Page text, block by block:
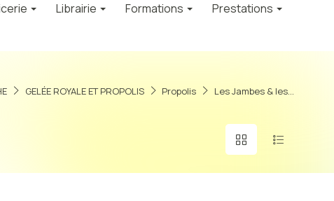
Librairie Formations
Prestations
GELÉE ROYALE ET PROPOLIS Propolis Les Jambes & les...